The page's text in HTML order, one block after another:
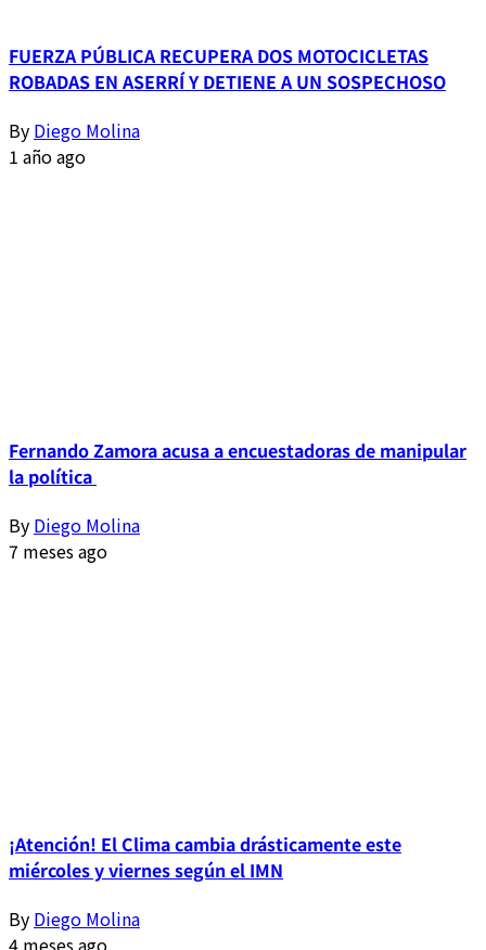
FUERZA PÚBLICA RECUPERA DOS MOTOCICLETAS
ROBADAS EN ASERRÍ Y DETIENE A UN SOSPECHOSO
By Diego Molina
1 año ago
Fernando Zamora acusa a encuestadoras de manipular
la política
By Diego Molina
7 meses ago
¡Atención! El Clima cambia drásticamente este
miércoles y viernes según el IMN
By Diego Molina